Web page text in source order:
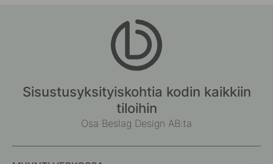
Sisustusyksityiskohtia kodin kaikkiin
tiloihin
Osa Beslag Design AB:ta